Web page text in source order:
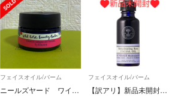
フェイスオイル/バーム
ニールズヤード ワイルドローズ ビューティバーム 15g
フェイスオイル/バーム
【訳アリ】新品未開封✨ニールズヤード❤ローズ フェイシャルオイル